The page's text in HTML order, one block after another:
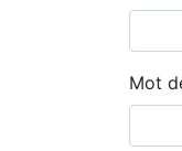
Mot